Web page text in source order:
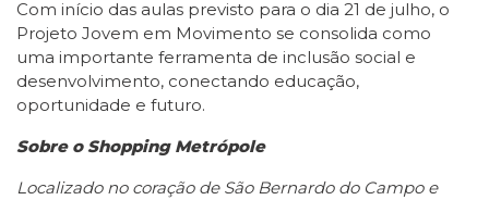
Com início das aulas previsto para o dia 21 de julho, o
Projeto Jovem em Movimento se consolida como
uma importante ferramenta de inclusão social e
desenvolvimento, conectando educação,
oportunidade e futuro.
Sobre o Shopping Metrópole
Localizado no coração de São Bernardo do Campo e